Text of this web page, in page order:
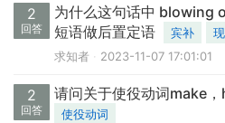
2
回答
为什么这句话中 blowing
短语做后置定语
宾补
求知者
2023-11-07 17:01:01
2
回答
请问关于使役动词make
使役动词